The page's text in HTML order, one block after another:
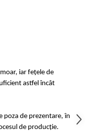
iar fețele de
astfel încât
poza de prezentare, în
de producție.